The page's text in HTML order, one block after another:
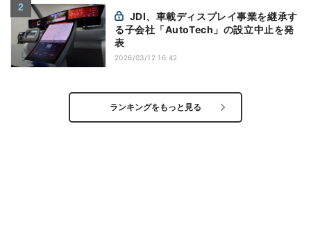
る子会社「AutoTech」の設立中止を発
表
2026/03/12 16:42
ランキングをもっと見る